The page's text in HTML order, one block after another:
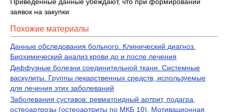
заявок на закупки
Похожие материалы
Данные обследования больного. Клинический диагноз.
Биохимический анализ крови до и после лечения
Диффузные болезни соединительной ткани. Системные
васкулиты. Группы лекарственных средств, используемые
для лечения этих заболеваний
Заболевания суставов: ревматоидный артрит, подагра,
остеоартрозы (остеоартриты по МКБ 10). Мотивационная